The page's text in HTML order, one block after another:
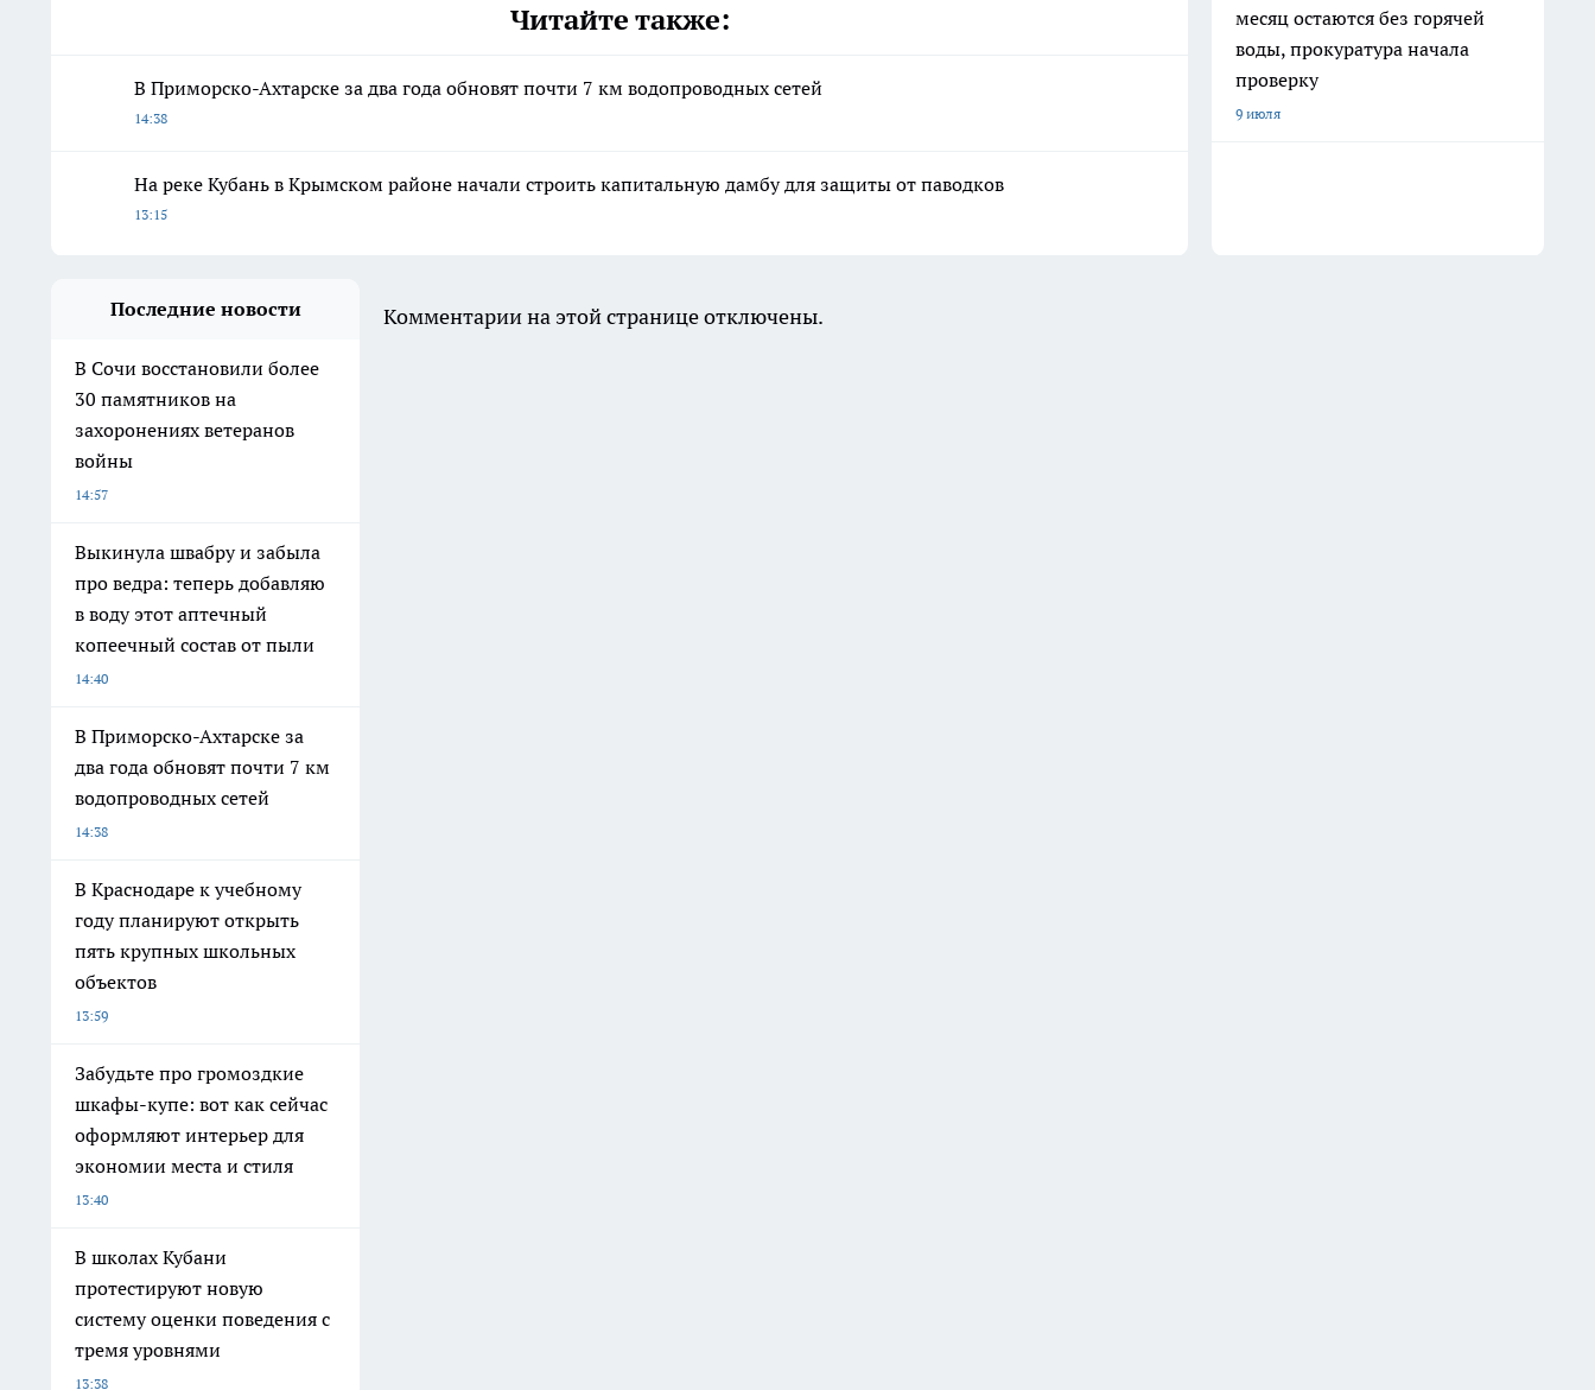
Читайте также:
В Приморско-Ахтарске за два года обновят почти 7 км водопроводных сетей
14:38
На реке Кубань в Крымском районе начали строить капитальную дамбу для защиты от паводков
13:15
месяц остаются без горячей
воды, прокуратура начала
проверку
9 июля
Последние новости
В Сочи восстановили более
30 памятников на
захоронениях ветеранов
войны
14:57
Выкинула швабру и забыла
про ведра: теперь добавляю
в воду этот аптечный
копеечный состав от пыли
14:40
В Приморско-Ахтарске за
два года обновят почти 7 км
водопроводных сетей
14:38
В Краснодаре к учебному
году планируют открыть
пять крупных школьных
объектов
13:59
Забудьте про громоздкие
шкафы-купе: вот как сейчас
оформляют интерьер для
экономии места и стиля
13:40
В школах Кубани
протестируют новую
систему оценки поведения с
тремя уровнями
13:38
Комментарии на этой странице отключены.